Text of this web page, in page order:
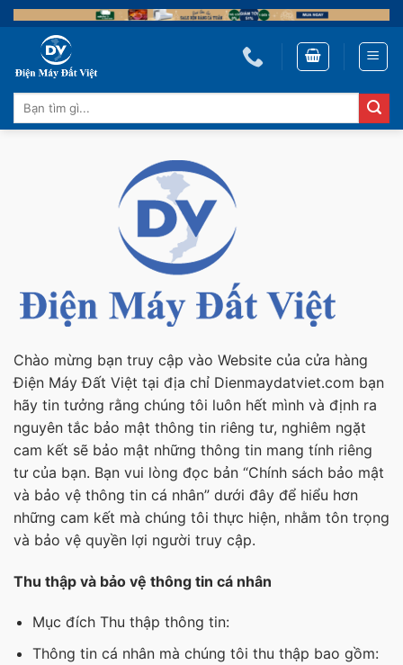
Skip
to
content
Tìm
kiếm:
Chào mừng bạn truy cập vào Website của cửa hàng
Điện Máy Đất Việt tại địa chỉ Dienmaydatviet.com bạn
hãy tin tưởng rằng chúng tôi luôn hết mình và định ra
nguyên tắc bảo mật thông tin riêng tư, nghiêm ngặt
cam kết sẽ bảo mật những thông tin mang tính riêng
tư của bạn. Bạn vui lòng đọc bản “Chính sách bảo mật
và bảo vệ thông tin cá nhân” dưới đây để hiểu hơn
những cam kết mà chúng tôi thực hiện, nhằm tôn trọng
và bảo vệ quyền lợi người truy cập.
Thu thập và bảo vệ thông tin cá nhân
Mục đích Thu thập thông tin:
Thông tin cá nhân mà chúng tôi thu thập bao gồm: